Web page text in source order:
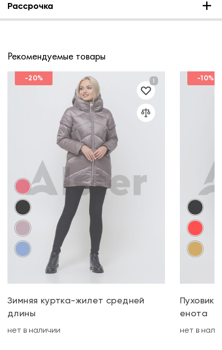
Рассрочка
Рекомендуемые товары
-20%
Зимняя куртка-жилет средней
длины
нет в наличии
-10%
Пуховик
енота
нет в